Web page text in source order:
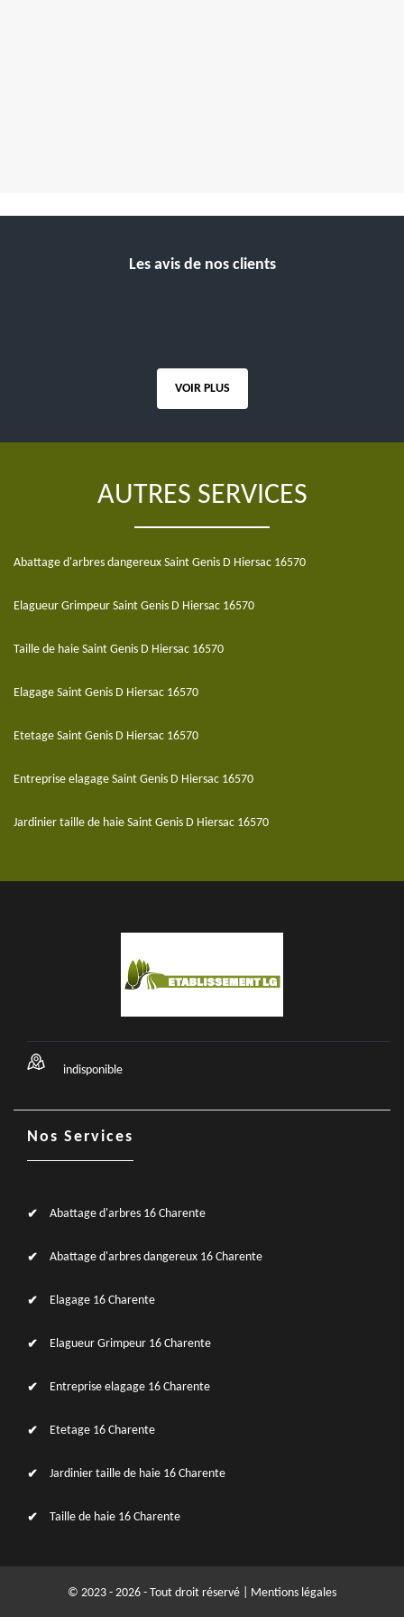
Les avis de nos clients
VOIR PLUS
AUTRES SERVICES
Abattage d'arbres dangereux Saint Genis D Hiersac 16570
Elagueur Grimpeur Saint Genis D Hiersac 16570
Taille de haie Saint Genis D Hiersac 16570
Elagage Saint Genis D Hiersac 16570
Etetage Saint Genis D Hiersac 16570
Entreprise elagage Saint Genis D Hiersac 16570
Jardinier taille de haie Saint Genis D Hiersac 16570
indisponible
Nos Services
Abattage d'arbres 16 Charente
Abattage d'arbres dangereux 16 Charente
Elagage 16 Charente
Elagueur Grimpeur 16 Charente
Entreprise elagage 16 Charente
Etetage 16 Charente
Jardinier taille de haie 16 Charente
Taille de haie 16 Charente
© 2023 - 2026 - Tout droit réservé | Mentions légales